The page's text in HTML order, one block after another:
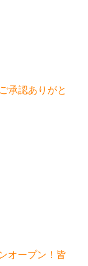
承認ありがと
オープン！皆